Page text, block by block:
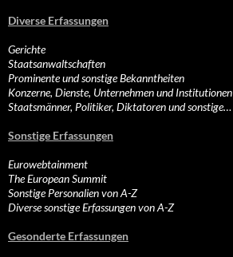
Diverse Erfassungen
Gerichte
Staatsanwaltschaften
Prominente und sonstige Bekanntheiten
Konzerne, Dienste, Unternehmen und Institutionen
Staatsmänner, Politiker, Diktatoren und sonstige…
Sonstige Erfassungen
Eurowebtainment
The European Summit
Sonstige Personalien von A-Z
Diverse sonstige Erfassungen von A-Z
Gesonderte Erfassungen